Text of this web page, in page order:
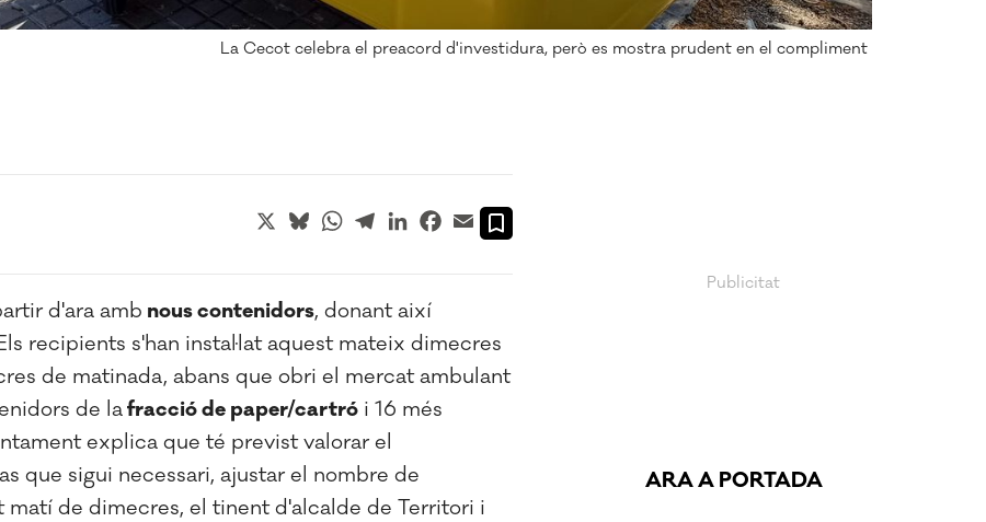
La Cecot celebra el preacord d'investidura, però es mostra prudent en el compliment
ARA A PORTADA
X BlueskyWhatsApp
TelegramLinkedInFacebook
Email
d'ara amb nous contenidors, donant així
recipients s'han instal·lat aquest mateix dimecres
de matinada, abans que obri el mercat ambulant
de lafracció de paper/cartró i 16 més
explica que té previst valorar el
que sigui necessari, ajustar el nombre de
de dimecres, el tinent d'alcalde de Territori i